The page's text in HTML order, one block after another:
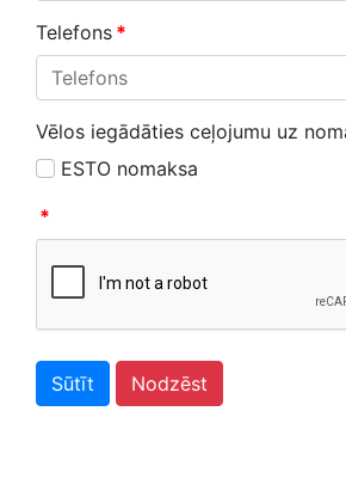
Telefons *
Vēlos iegādāties ceļojumu uz
ESTO nomaksa
*
Sūtīt Nodzēst